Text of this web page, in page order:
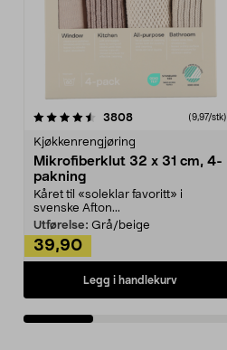
3808anmeldelser(9,97/stk)
Kjøkkenrengjøring
Mikrofiberklut 32 x 31 cm, 4-
pakning
Kåret til «soleklar favoritt» i
svenske Afton...
Utførelse: Grå/beige
39,90
Legg i handlekurv
4.5av 5 stjerner